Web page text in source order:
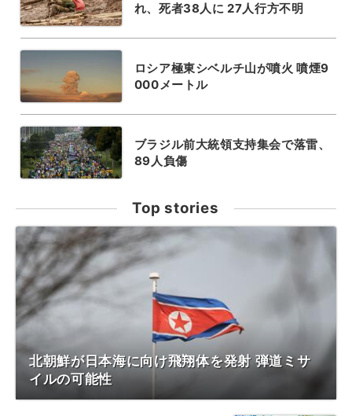
れ、死者38人に 27人行方不明
ロシア極東シベルチ山が噴火 噴煙9
000メートル
ブラジル前大統領支持集会で落雷、
89人負傷
Top stories
北朝鮮が日本海に向け飛翔体を発射 弾道ミサ
イルの可能性